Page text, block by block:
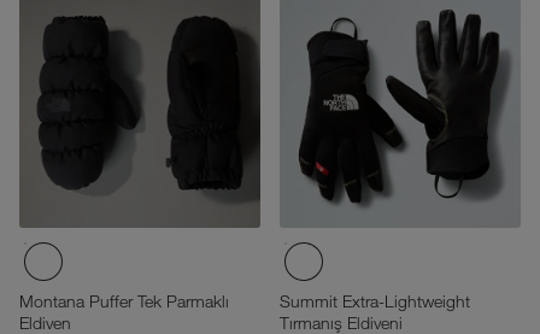
Montana Puffer Tek Parmaklı
Eldiven
Summit Extra-Lightweight
Tırmanış Eldiveni